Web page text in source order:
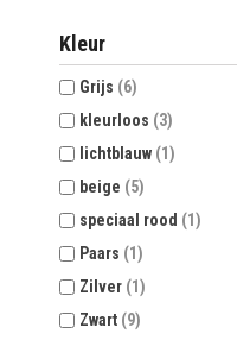
Kleur
Grijs (6)
kleurloos (3)
lichtblauw (1)
beige (5)
speciaal rood (1)
Paars (1)
Zilver (1)
Zwart (9)